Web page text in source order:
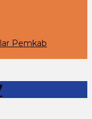
Pemkab